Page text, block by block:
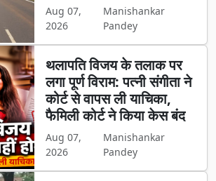
Aug 07,
2026
Manishankar
Pandey
थलापति विजय के तलाक पर
लगा पूर्ण विराम: पत्नी संगीता ने
कोर्ट से वापस ली याचिका,
फैमिली कोर्ट ने किया केस बंद
Aug 07,
2026
Manishankar
Pandey